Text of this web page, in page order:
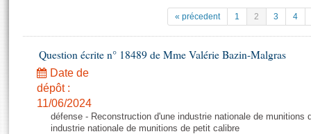
Projets de loi
Propositions de loi
Amendements
Textes adoptés
( Constitution | Règlement de l'Assemblée ... )
Histoire
Juniors
Anciennes législatures
Contacts et plan d'accès
Photos libres de droit
« précedent 1 2 3 4
Question écrite n° 18489 de Mme Valérie Bazin-Malgras
Date de
dépôt :
11/06/2024
défense - Reconstruction d'une industrie nationale de munitions
industrie nationale de munitions de petit calibre